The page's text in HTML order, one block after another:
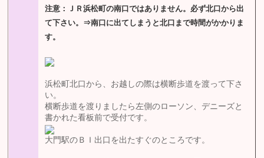
注意：ＪＲ浜松町の南口ではありません。必ず北口から出
て下さい。⇒南口に出てしまうと北口まで時間がかかりま
す。
浜松町北口から、お越しの際は横断歩道を渡って下さ
い。
横断歩道を渡りましたら左側のローソン、デニーズと
書かれた看板前で受付です。
大門駅のＢＩ出口を出たすぐのところです。